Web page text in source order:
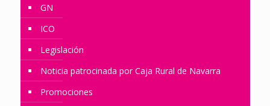
GN
ICO
Legislación
Noticia patrocinada por Caja Rural de Navarra
Promociones